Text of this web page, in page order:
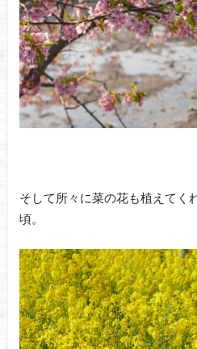
そして所々に菜の花も植えてく
頃。